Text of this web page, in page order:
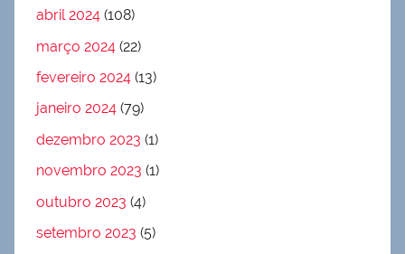
abril 2024 (108)
março 2024 (22)
fevereiro 2024 (13)
janeiro 2024 (79)
dezembro 2023 (1)
novembro 2023 (1)
outubro 2023 (4)
setembro 2023 (5)